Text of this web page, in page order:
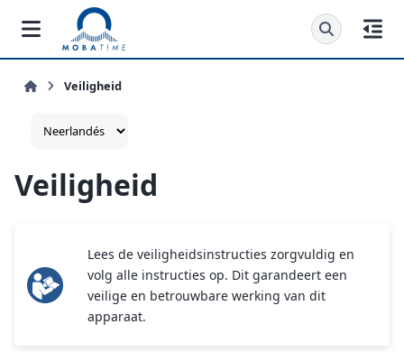
Veiligheid
Veiligheid
Lees de veiligheidsinstructies zorgvuldig en
volg alle instructies op. Dit garandeert een
veilige en betrouwbare werking van dit
apparaat.